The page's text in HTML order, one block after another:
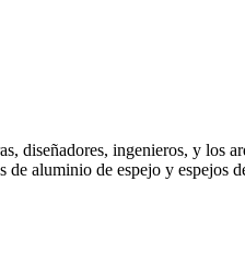
diseñadores, ingenieros, y los
de aluminio de espejo y